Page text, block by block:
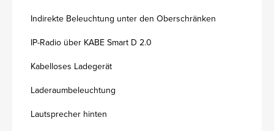
Indirekte Beleuchtung unter den Oberschränken
IP-Radio über KABE Smart D 2.0
Kabelloses Ladegerät
Laderaumbeleuchtung
Lautsprecher hinten